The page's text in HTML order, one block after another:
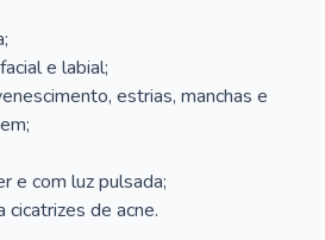
e labial;
estrias, manchas e
e com luz pulsada;
cicatrizes de acne.